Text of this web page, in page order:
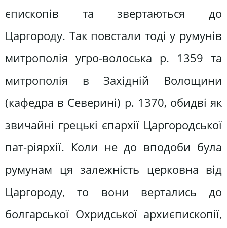
єпископів та звертаються до
Царгороду. Так повстали тоді у румунів
митрополія угро-волоська р. 1359 та
митрополія в Західній Волощини
(кафедра в Северині) р. 1370, обидві як
звичайні грецькі єпархії Царгородської
пат-ріярхії. Коли не до вподоби була
румунам ця залежність церковна від
Царгороду, то вони вертались до
болгарської Охридської архиєпископії,